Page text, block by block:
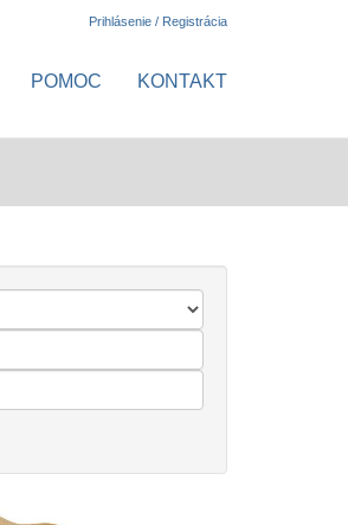
Prihlásenie / Registrácia
POMOC KONTAKT